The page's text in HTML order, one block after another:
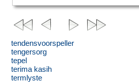
tendensvoorspeller
tengersorg
tepel
terima kasih
termlyste